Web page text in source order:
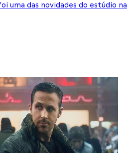
uma das novidades do estúdio na